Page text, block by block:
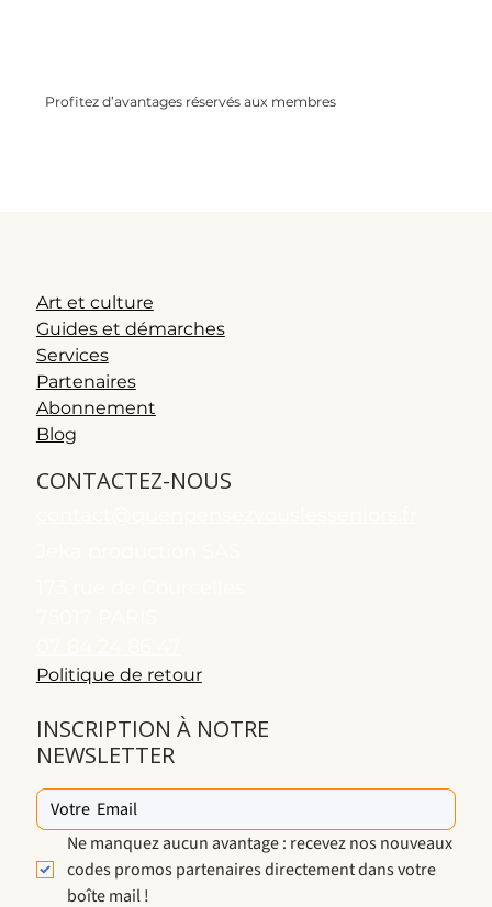
Profitez d’avantages réservés aux membres
CONTACTEZ-NOUS
Art et culture
Guides et démarches
Services
Partenaires
Abonnement
Blog
Politique de retour
INSCRIPTION À NOTRE
NEWSLETTER
Ne manquez aucun avantage : recevez nos nouveaux
codes promos partenaires directement dans votre
boîte mail !